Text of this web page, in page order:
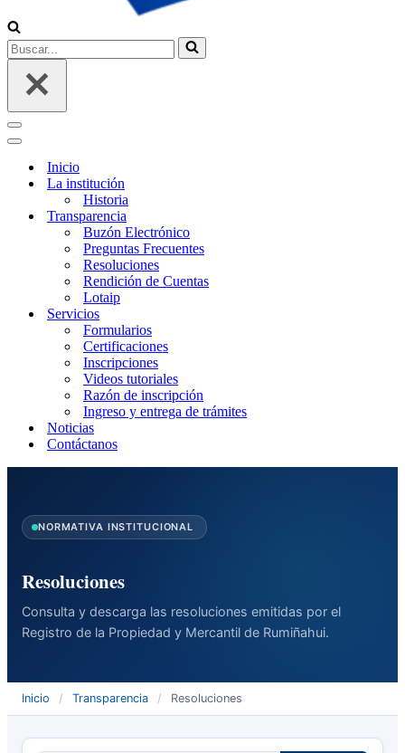
Buscar...
Menú
de
Menú
navegación
Inicio
La institución
Historia
Transparencia
Buzón Electrónico
Preguntas Frecuentes
Resoluciones
Rendición de Cuentas
Lotaip
Servicios
Formularios
Certificaciones
Inscripciones
Videos tutoriales
Razón de inscripción
Ingreso y entrega de trámites
Noticias
Contáctanos
NORMATIVA INSTITUCIONAL
Resoluciones
Consulta y descarga las resoluciones emitidas por el
Registro de la Propiedad y Mercantil de Rumiñahui.
Inicio / Transparencia / Resoluciones